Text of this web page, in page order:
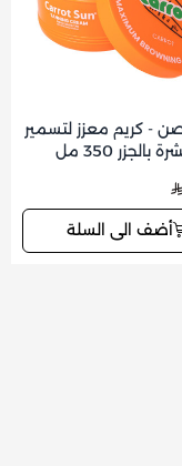
- كريم معزز لتسمير
بالجزر 350 مل
أضف الى السلة